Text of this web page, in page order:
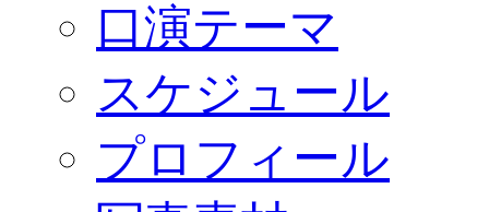
口演テーマ
スケジュール
プロフィール